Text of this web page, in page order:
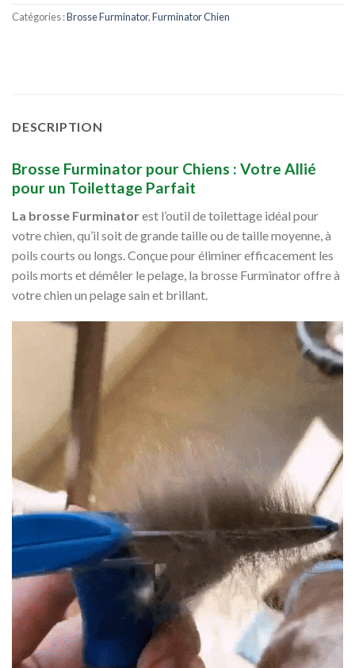
Catégories :Brosse Furminator,Furminator Chien
DESCRIPTION
Brosse Furminator pour Chiens : Votre Allié
pour un Toilettage Parfait
La brosse Furminatorest l’outil de toilettage idéal pour
votre chien, qu’il soit de grande taille ou de taille moyenne, à
poils courts ou longs. Conçue pour éliminer efficacement les
poils morts et démêler le pelage, la brosse Furminator offre à
votre chien un pelage sain et brillant.